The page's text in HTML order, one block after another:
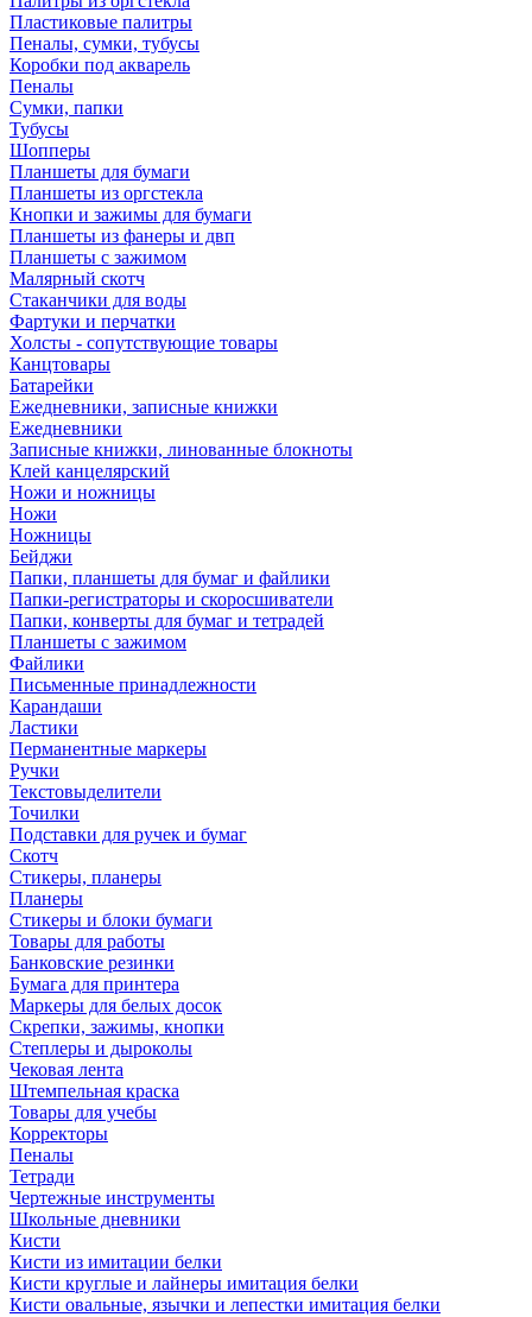
Пластиковые палитры
Пеналы, сумки, тубусы
Коробки под акварель
Пеналы
Сумки, папки
Тубусы
Шопперы
Планшеты для бумаги
Планшеты из оргстекла
Кнопки и зажимы для бумаги
Планшеты из фанеры и двп
Планшеты с зажимом
Малярный скотч
Стаканчики для воды
Фартуки и перчатки
Холсты - сопутствующие товары
Канцтовары
Батарейки
Ежедневники, записные книжки
Ежедневники
Записные книжки, линованные блокноты
Клей канцелярский
Ножи и ножницы
Ножи
Ножницы
Бейджи
Папки, планшеты для бумаг и файлики
Папки-регистраторы и скоросшиватели
Папки, конверты для бумаг и тетрадей
Планшеты с зажимом
Файлики
Письменные принадлежности
Карандаши
Ластики
Перманентные маркеры
Ручки
Текстовыделители
Точилки
Подставки для ручек и бумаг
Скотч
Стикеры, планеры
Планеры
Стикеры и блоки бумаги
Товары для работы
Банковские резинки
Бумага для принтера
Маркеры для белых досок
Скрепки, зажимы, кнопки
Степлеры и дыроколы
Чековая лента
Штемпельная краска
Товары для учебы
Корректоры
Пеналы
Тетради
Чертежные инструменты
Школьные дневники
Кисти
Кисти из имитации белки
Кисти круглые и лайнеры имитация белки
Кисти овальные, язычки и лепестки имитация белки